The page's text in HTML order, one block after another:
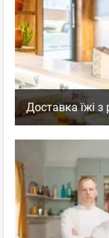
Доставка їжі з